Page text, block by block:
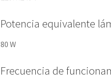
Potencia equivalente
80 W
Frecuencia de